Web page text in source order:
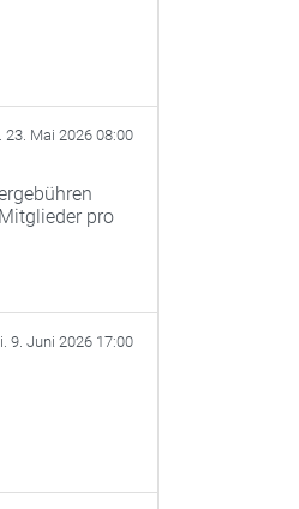
23. Mai 2026 08:00
pro
9. Juni 2026 17:00